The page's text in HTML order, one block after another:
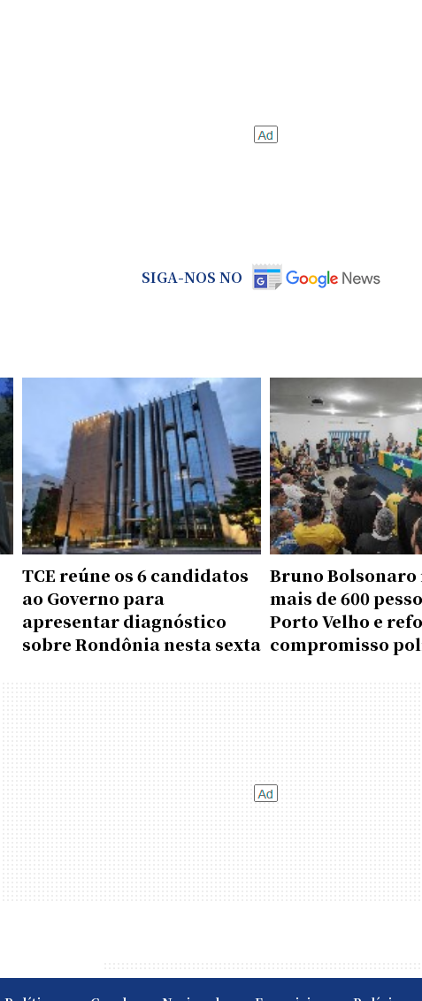
SIGA-NOS NO
TCE reúne os 6 candidatos
ao Governo para
apresentar diagnóstico
sobre Rondônia nesta sexta
Bruno Bolsonaro
mais de 600
Porto Velho e
compromisso